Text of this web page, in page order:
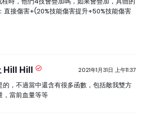
直接傷害+(20%技能傷害提升+50%技能傷害
Hill Hill 2021年1月31日 上午11:37
的，不過當中還含有很多函數，包括敵我雙方
，當前血量等等